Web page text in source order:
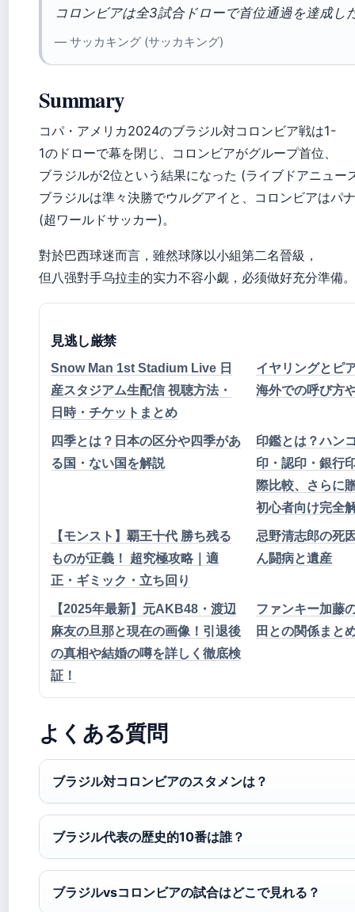
コロンビアは全3試合ドローで首位通過を達成し
— サッカキング (サッカキング)
Summary
コパ・アメリカ2024のブラジル対コロンビア戦は1-
1のドローで幕を閉じ、コロンビアがグループ首位、
ブラジルが2位という結果になった (ライブドアニュー
ブラジルは準々決勝でウルグアイと、コロンビアはパ
(超ワールドサッカー)。
對於巴西球迷而言，雖然球隊以小組第二名晉級，
但八强對手乌拉圭的实力不容小觑，必须做好充分準備。
見逃し厳禁
Snow Man 1st Stadium Live 日
産スタジアム生配信 視聴方法・
日時・チケットまとめ
イヤリングとピ
海外での呼び方
四季とは？日本の区分や四季があ
る国・ない国を解説
印鑑とは？ハン
印・認印・銀行
際比較、さらに
初心者向け完全
【モンスト】覇王十代 勝ち残る
ものが正義！ 超究極攻略｜適
正・ギミック・立ち回り
忌野清志郎の死
ん闘病と遺産
【2025年最新】元AKB48・渡辺
麻友の旦那と現在の画像！引退後
の真相や結婚の噂を詳しく徹底検
証！
ファンキー加藤
田との関係まと
よくある質問
ブラジル対コロンビアのスタメンは？
ブラジル代表の歴史的10番は誰？
ブラジルvsコロンビアの試合はどこで見れる？